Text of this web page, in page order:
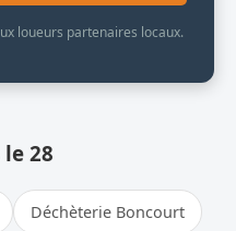
loueurs partenaires locaux.
28
Déchèterie Boncourt